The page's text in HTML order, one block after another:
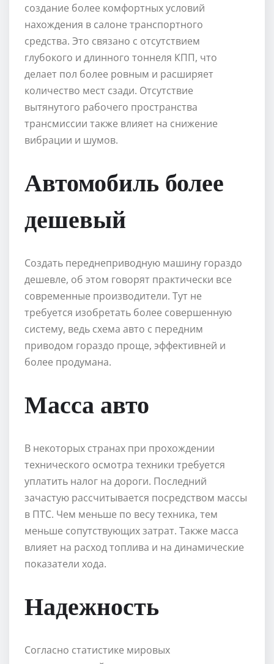
создание более комфортных условий
нахождения в салоне транспортного
средства. Это связано с отсутствием
глубокого и длинного тоннеля КПП, что
делает пол более ровным и расширяет
количество мест сзади. Отсутствие
вытянутого рабочего пространства
трансмиссии также влияет на снижение
вибрации и шумов.
Автомобиль более
дешевый
Создать переднеприводную машину гораздо
дешевле, об этом говорят практически все
современные производители. Тут не
требуется изобретать более совершенную
систему, ведь схема авто с передним
приводом гораздо проще, эффективней и
более продумана.
Масса авто
В некоторых странах при прохождении
технического осмотра техники требуется
уплатить налог на дороги. Последний
зачастую рассчитывается посредством массы
в ПТС. Чем меньше по весу техника, тем
меньше сопутствующих затрат. Также масса
влияет на расход топлива и на динамические
показатели хода.
Надежность
Согласно статистике мировых